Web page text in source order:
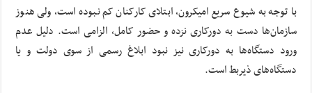
با توجه به شیوع سریع امیکرون، ابتلای کارکنان کم نبوده است، ولی هنوز
سازمان‌ها دست به دورکاری نزده و حضور کامل، الزامی است. دلیل عدم
ورود دستگاه‌ها به دورکاری نیز نبود ابلاغ رسمی از سوی دولت و یا
دستگاه‌های ذیربط است.